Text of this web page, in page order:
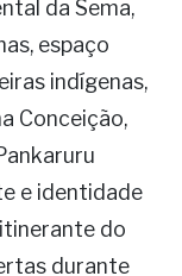
da Sema,
espaço
indígenas,
Conceição,
e identidade
do
durante